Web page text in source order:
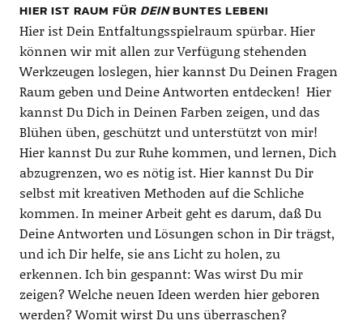
HIER IST RAUM FÜR DEINBUNTES LEBEN!
Hier ist Dein Entfaltungsspielraum spürbar. Hier
können wir mit allen zur Verfügung stehenden
Werkzeugen loslegen, hier kannst Du Deinen Fragen
Raum geben und Deine Antworten entdecken! Hier
kannst Du Dich in Deinen Farben zeigen, und das
Blühen üben, geschützt und unterstützt von mir!
Hier kannst Du zur Ruhe kommen, und lernen, Dich
abzugrenzen, wo es nötig ist. Hier kannst Du Dir
selbst mit kreativen Methoden auf die Schliche
kommen. In meiner Arbeit geht es darum, daß Du
Deine Antworten und Lösungen schon in Dir trägst,
und ich Dir helfe, sie ans Licht zu holen, zu
erkennen. Ich bin gespannt: Was wirst Du mir
zeigen? Welche neuen Ideen werden hier geboren
werden? Womit wirst Du uns überraschen?